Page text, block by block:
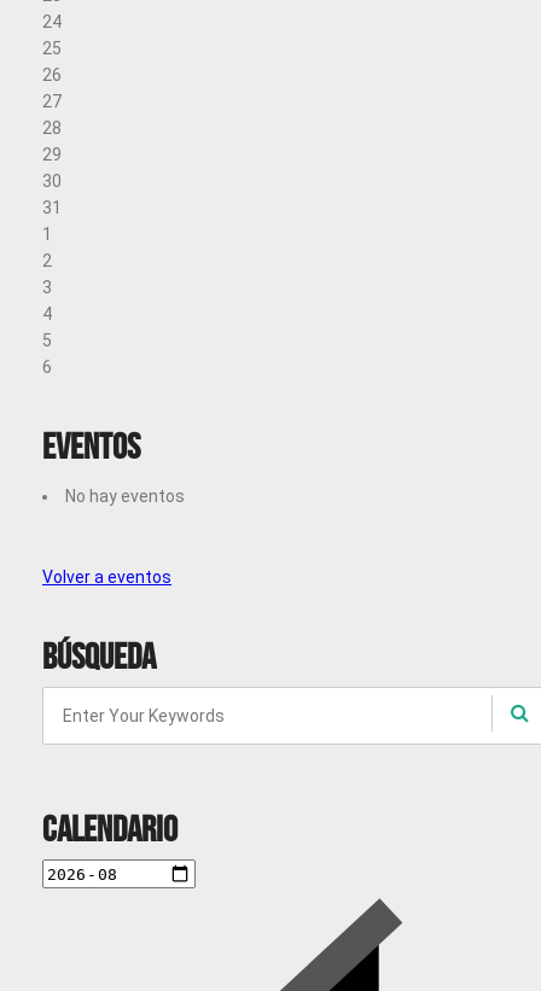
24
25
26
27
28
29
30
31
1
2
3
4
5
6
Eventos
No hay eventos
Volver a eventos
Búsqueda
Calendario